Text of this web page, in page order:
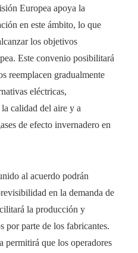
Europea apoya la
en este ámbito, lo que
los objetivos
Este convenio posibilitará
reemplacen gradualmente
eléctricas,
calidad del aire y a
de efecto invernadero en
al acuerdo podrán
en la demanda de
la producción y
por parte de los fabricantes.
permitirá que los operadores